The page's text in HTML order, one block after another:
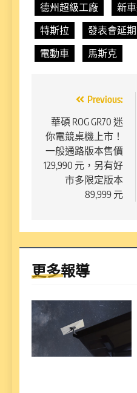
德州超級工廠
新
特斯拉
發表會延期
電動車
馬斯克
章
導
覽
Previous:
華碩 ROG GR70 迷
你電競桌機上市！
一般通路版本售價
129,990 元，另有好
市多限定版本
89,999 元
更多報導